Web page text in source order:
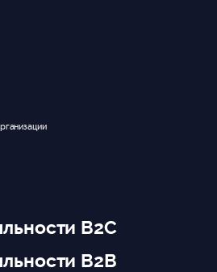
B2C
B2B